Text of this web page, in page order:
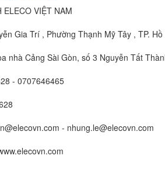
ELECO VIỆT NAM
Gia Trí , Phường Thạnh Mỹ Tây , TP.
nhà Cảng Sài Gòn, số 3 Nguyễn Tất
- 0707646465
- nhung.le@elecovn.com